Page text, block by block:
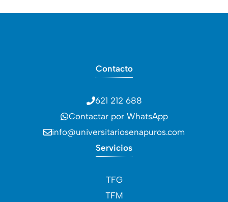
Contacto
621 212 688
Contactar por WhatsApp
info@universitariosenapuros.com
Servicios
TFG
TFM